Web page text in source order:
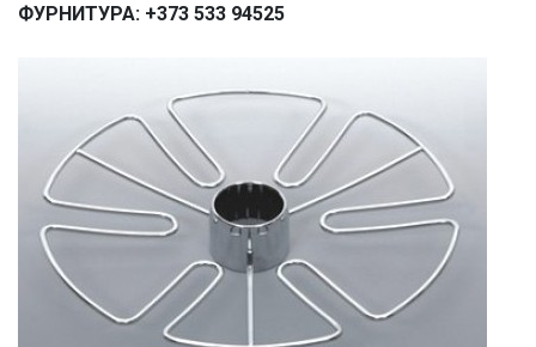
ФУРНИТУРА: +373 533 94525